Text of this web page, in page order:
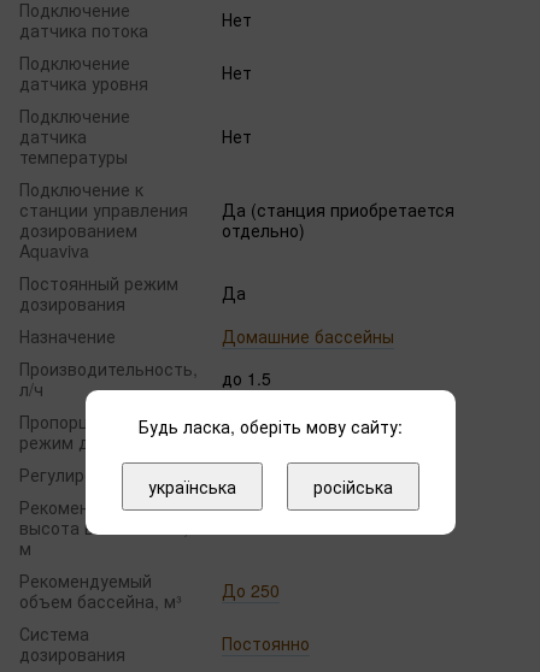
Подключение
датчика потока
Нет
Подключение
датчика уровня
Нет
Подключение
датчика
температуры
Нет
Подключение к
станции управления
дозированием
Aquaviva
Да (станция приобретается
отдельно)
Постоянный режим
дозирования
Да
Назначение
Домашние бассейны
Производительность,
л/ч
до 1.5
Пропорциональный
режим дозирования
Нет
Регулировка
Ручная
Рекомендуемая
высота всасывания,
м
Рекомендуемый
объем бассейна, м³
До 250
Система
дозирования
Постоянно
Будь ласка, оберіть мову сайту:
українська російська